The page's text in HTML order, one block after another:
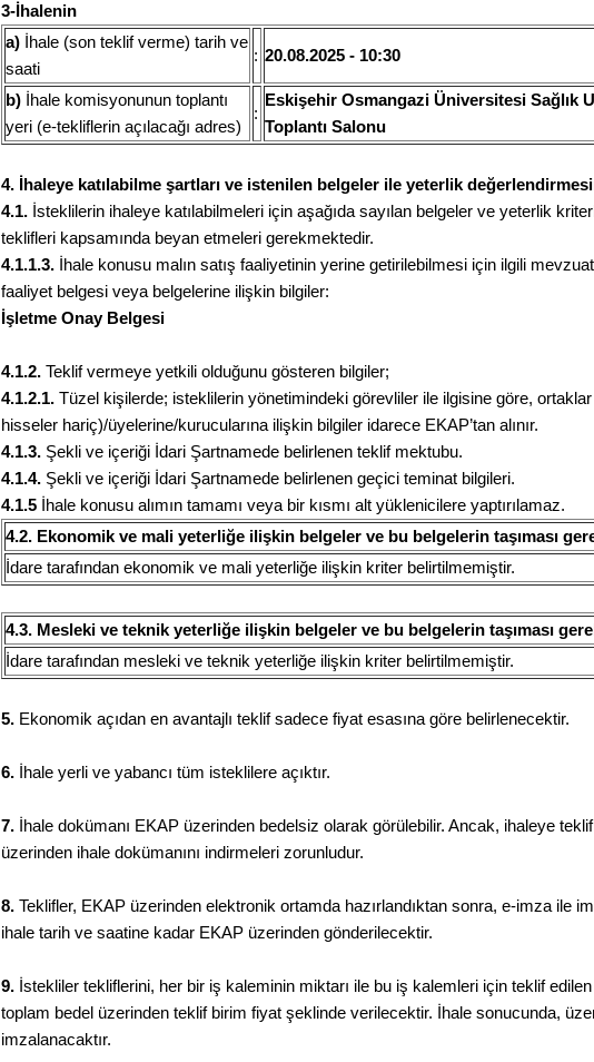
3-İhalenin
a) İhale (son teklif verme) tarih ve
saati
: 20.08.2025 - 10:30
b) İhale komisyonunun toplantı
yeri (e-tekliflerin açılacağı adres)
:
Eskişehir Osmangazi Üniversitesi Sağlık
Toplantı Salonu
4. İhaleye katılabilme şartları ve istenilen belgeler ile yeterlik
4.1. İsteklilerin ihaleye katılabilmeleri için aşağıda sayılan belgeler ve yeterlik
teklifleri kapsamında beyan etmeleri gerekmektedir.
4.1.1.3. İhale konusu malın satış faaliyetinin yerine getirilebilmesi için ilgili
faaliyet belgesi veya belgelerine ilişkin bilgiler:
İşletme Onay Belgesi
4.1.2. Teklif vermeye yetkili olduğunu gösteren bilgiler;
4.1.2.1. Tüzel kişilerde; isteklilerin yönetimindeki görevliler ile ilgisine göre,
hisseler hariç)/üyelerine/kurucularına ilişkin bilgiler idarece EKAP’tan alınır.
4.1.3. Şekli ve içeriği İdari Şartnamede belirlenen teklif mektubu.
4.1.4. Şekli ve içeriği İdari Şartnamede belirlenen geçici teminat bilgileri.
4.1.5 İhale konusu alımın tamamı veya bir kısmı alt yüklenicilere yaptırılamaz.
4.2. Ekonomik ve mali yeterliğe ilişkin belgeler ve bu belgelerin taşıması
İdare tarafından ekonomik ve mali yeterliğe ilişkin kriter belirtilmemiştir.
4.3. Mesleki ve teknik yeterliğe ilişkin belgeler ve bu belgelerin taşıması
İdare tarafından mesleki ve teknik yeterliğe ilişkin kriter belirtilmemiştir.
5. Ekonomik açıdan en avantajlı teklif sadece fiyat esasına göre belirlenecektir.
6. İhale yerli ve yabancı tüm isteklilere açıktır.
7. İhale dokümanı EKAP üzerinden bedelsiz olarak görülebilir. Ancak, ihaleye
üzerinden ihale dokümanını indirmeleri zorunludur.
8. Teklifler, EKAP üzerinden elektronik ortamda hazırlandıktan sonra, e-imza ile
ihale tarih ve saatine kadar EKAP üzerinden gönderilecektir.
9. İstekliler tekliflerini, her bir iş kaleminin miktarı ile bu iş kalemleri için teklif
toplam bedel üzerinden teklif birim fiyat şeklinde verilecektir. İhale sonucunda,
imzalanacaktır.